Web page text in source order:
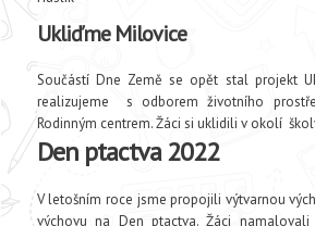
Ukliďme Milovice
Součástí Dne Země se opět stal projekt
realizujeme s odborem životního
Rodinným centrem. Žáci si uklidili v okolí
Den ptactva 2022
V letošním roce jsme propojili výtvarnou
výchovu na Den ptactva. Žáci